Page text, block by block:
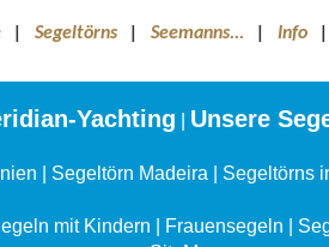
Segeltörns Seemanns... Info
Yachting Unsere
Segeltörn Madeira Segeltörns
mit Kindern Frauensegeln